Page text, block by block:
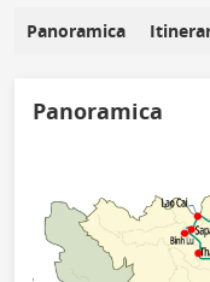
Panoramica
Panoramica